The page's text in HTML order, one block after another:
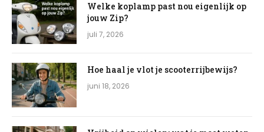
Welke koplamp past nou eigenlijk op
jouw Zip?
juli 7, 2026
Hoe haal je vlot je scooterrijbewijs?
juni 18, 2026